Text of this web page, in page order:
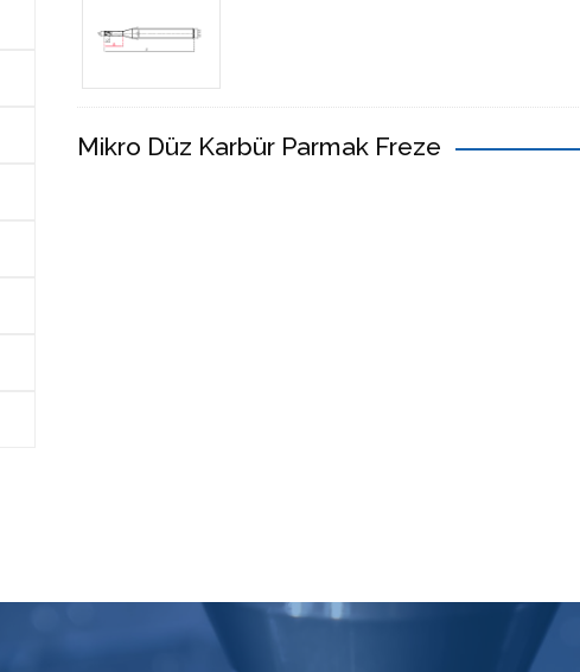
Mikro Düz Karbür Parmak Freze